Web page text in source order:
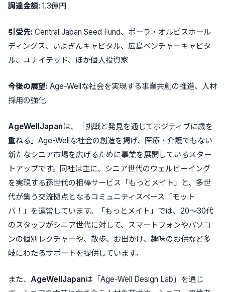
調達金額: 1.3億円
引受先: Central Japan Seed Fund、ポーラ・オルビスホール
ディングス、いよぎんキャピタル、広島ベンチャーキャピタ
ル、ユナイテッド、ほか個人投資家
今後の展望: Age-Wellな社会を実現する事業共創の推進、人材
採用の強化
AgeWellJapanは、
「挑戦と発見を通じてポジティブに歳を
重ねる」Age-Wellな社会の創造を掲げ、医療・介護でもない
新たなシニア市場を広げるために事業を展開しているスター
トアップです。同社は主に、シニア世代のウェルビーイング
を実現する孫世代の相棒サービス 「もっとメイト」
と、多世
代が集う交流拠点となるコミュニティスペース 「モット
バ！」 を運営しています。 「もっとメイト」 では、 20〜30代
のスタッフがシニア世代に対して、スマートフォンやパソコ
ンの個別レクチャーや、散歩、お出かけ、趣味のお供など多
岐にわたるサポートを提供しています。
また、 AgeWellJapanは 「Age-Well Design Lab」 を通じ